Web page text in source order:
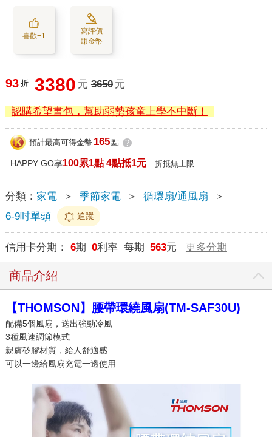
喜歡+1
寫評價
賺金幣
93 折 3380 元 3650 元
認購希望書包，幫助弱勢孩童上學不中斷！
預計最高可得金幣 165點 ?
HAPPY GO享100累1點 4點抵1元 折抵無上限
分類： 家電 ＞ 季節家電 ＞ 循環扇/通風扇
＞
6-9吋單頭
追蹤
信用卡分期： 6期 0利率 每期 563元 更多分期
商品介紹
【THOMSON】腰帶環繞風扇(TM-SAF30U)
配備5個風扇，送出強勁冷風
3種風速調節模式
親膚矽膠材質，給人舒適感
可以一邊給風扇充電一邊使用